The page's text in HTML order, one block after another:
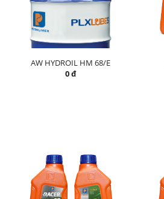
AW HYDROIL HM 68/E
0 đ